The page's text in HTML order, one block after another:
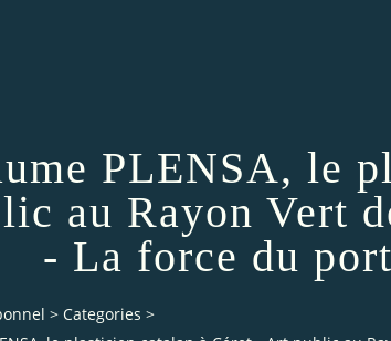
PLENSA, le
au Rayon Vert
- La force du
> Categories >